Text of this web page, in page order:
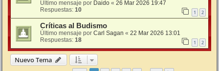
Último mensaje por Daido « 26 Mar 2026 19:47
Respuestas: 10 1 2
Críticas al Budismo
Último mensaje por Carl Sagan « 22 Mar 2026 13:01
Respuestas: 18 1 2
Nuevo Tema